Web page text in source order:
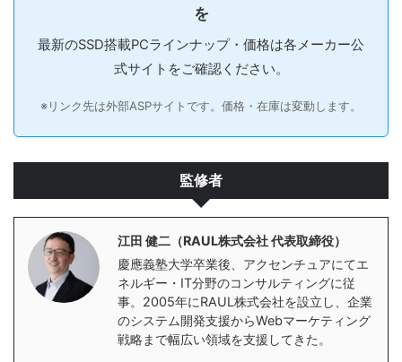
を
最新のSSD搭載PCラインナップ・価格は各メーカー公
式サイトをご確認ください。
※リンク先は外部ASPサイトです。価格・在庫は変動します。
監修者
江田 健二（RAUL株式会社 代表取締役）
慶應義塾大学卒業後、アクセンチュアにてエ
ネルギー・IT分野のコンサルティングに従
事。2005年にRAUL株式会社を設立し、企業
のシステム開発支援からWebマーケティング
戦略まで幅広い領域を支援してきた。